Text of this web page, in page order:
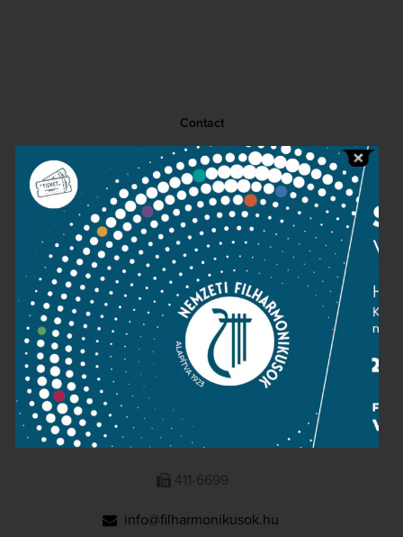
Contact
Public information
Press room
Terms and privacy
Imprint
NATIONAL PHILHARMONIC
1095 Budapest, Komor Marcell u. 1. (Müpa)
411-6600
411-6699
info@filharmonikusok.hu